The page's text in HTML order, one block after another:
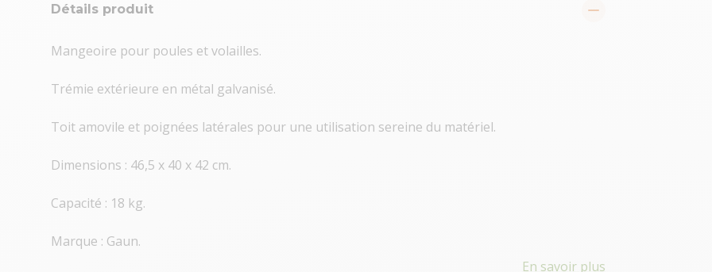
Détails produit
Mangeoire pour poules et volailles.
Trémie extérieure en métal galvanisé.
Toit amovile et poignées latérales pour une utilisation sereine du matériel.
Dimensions : 46,5 x 40 x 42 cm.
Capacité : 18 kg.
Marque : Gaun.
En savoir plus